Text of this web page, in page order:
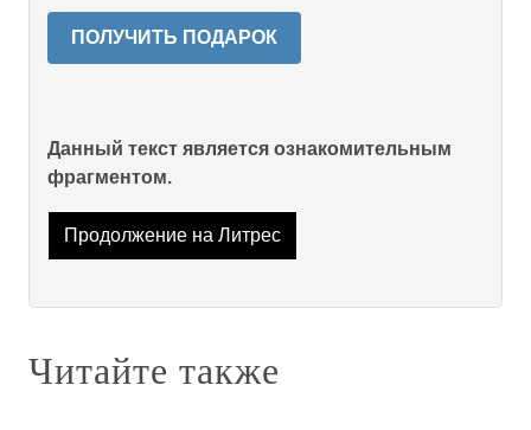
ПОЛУЧИТЬ ПОДАРОК
Данный текст является ознакомительным
фрагментом.
Продолжение на Литрес
Читайте также